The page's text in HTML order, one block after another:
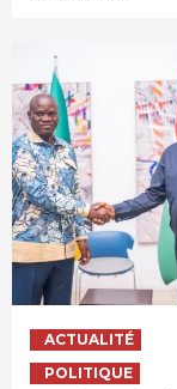
ACTUALITÉ
POLITIQUE